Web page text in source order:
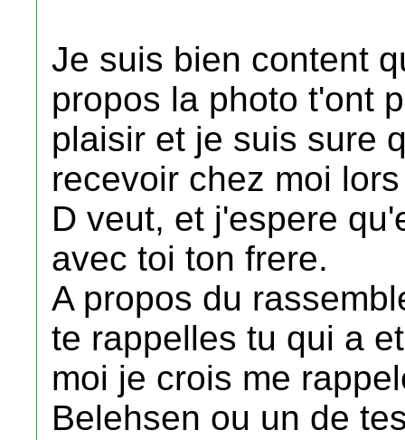
Je suis bien content
propos la photo t'ont
plaisir et je suis sure
recevoir chez moi
D veut, et j'espere
avec toi ton frere.
A propos du
te rappelles tu qui a
moi je crois me
Belehsen ou un de